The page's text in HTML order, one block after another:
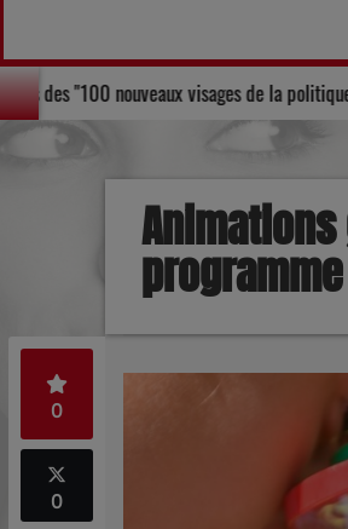
Bruneau, figure au Palmarès des "100
0
0